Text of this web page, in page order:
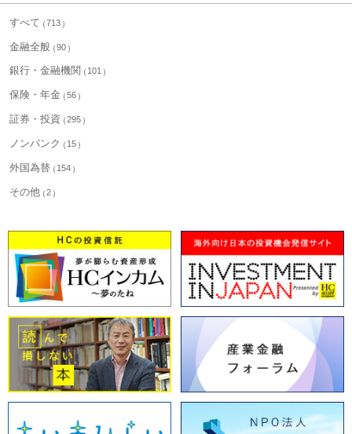
すべて 713
金融全般 90
銀行・金融機関 101
保険・年金 56
証券・投資 295
ノンバンク 15
外国為替 154
その他 2